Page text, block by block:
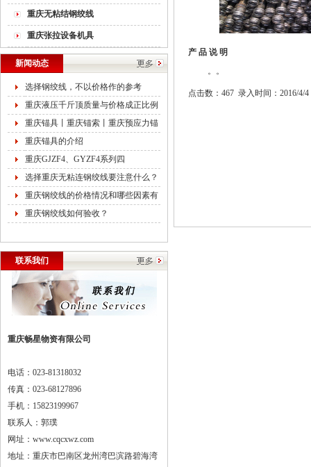
重庆无粘结钢绞线
重庆张拉设备机具
新闻动态
选择钢绞线，不以价格作的参考
重庆液压千斤顶质量与价格成正比例
重庆锚具丨重庆锚索丨重庆预应力锚
重庆锚具的介绍
重庆GJZF4、GYZF4系列四
选择重庆无粘连钢绞线要注意什么？
重庆钢绞线的价格情况和哪些因素有
重庆钢绞线如何验收？
联系我们
重庆畅星物资有限公司
电话：023-81318032
传真：023-68127896
手机：15823199967
联系人：郭璞
网址：www.cqcxwz.com
地址：重庆市巴南区龙州湾巴滨路碧海湾
产 品 说 明
。。
点击数：467 录入时间：2016/4/4